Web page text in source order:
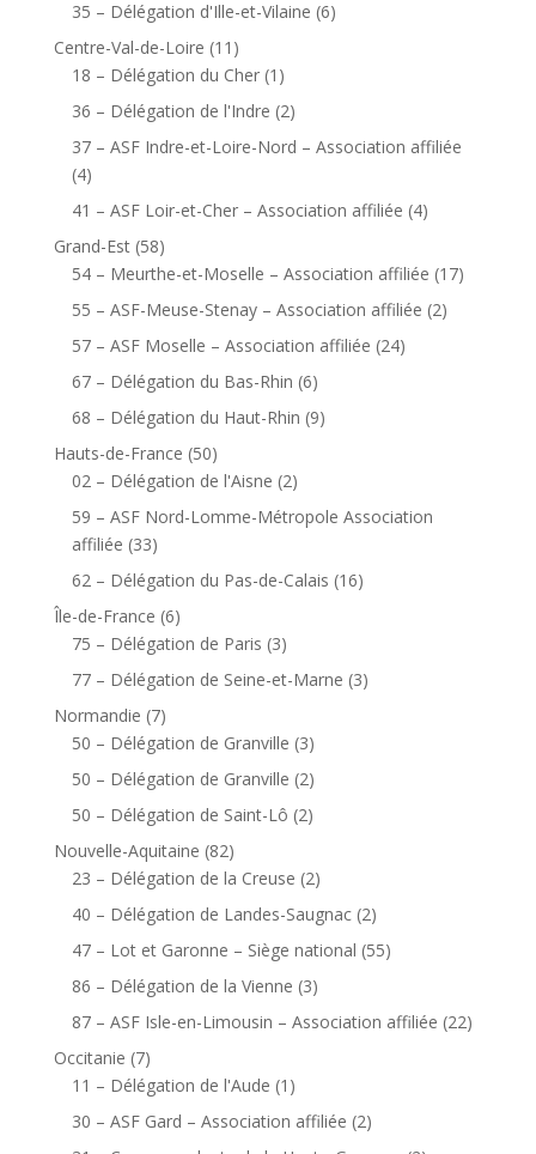
35 – Délégation d'Ille-et-Vilaine (6)
Centre-Val-de-Loire (11)
18 – Délégation du Cher(1)
36 – Délégation de l'Indre (2)
37 – ASF Indre-et-Loire-Nord – Association affiliée
(4)
41 – ASF Loir-et-Cher – Association affiliée (4)
Grand-Est(58)
54 – Meurthe-et-Moselle – Association affiliée (17)
55 – ASF-Meuse-Stenay – Association affiliée (2)
57 – ASF Moselle – Association affiliée (24)
67 – Délégation du Bas-Rhin (6)
68 – Délégation du Haut-Rhin (9)
Hauts-de-France (50)
02 – Délégation de l'Aisne (2)
59 – ASF Nord-Lomme-Métropole Association
affiliée (33)
62 – Délégation du Pas-de-Calais (16)
Île-de-France (6)
75 – Délégation de Paris (3)
77 – Délégation de Seine-et-Marne (3)
Normandie (7)
50 – Délégation de Granville (3)
50 – Délégation de Granville (2)
50 – Délégation de Saint-Lô (2)
Nouvelle-Aquitaine (82)
23 – Délégation de la Creuse (2)
40 – Délégation de Landes-Saugnac(2)
47 – Lot et Garonne – Siège national (55)
86 – Délégation de la Vienne (3)
87 – ASF Isle-en-Limousin – Association affiliée (22)
Occitanie (7)
11 – Délégation de l'Aude (1)
30 – ASF Gard – Association affiliée (2)